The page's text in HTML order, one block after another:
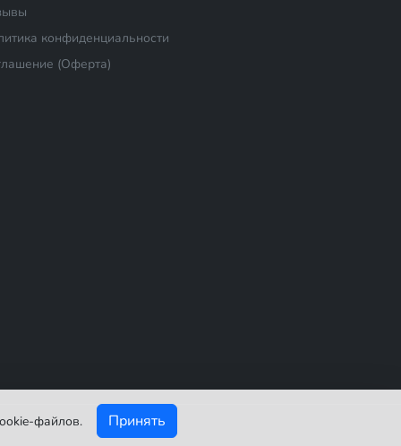
конфиденциальности
(Оферта)
файлов. Принять